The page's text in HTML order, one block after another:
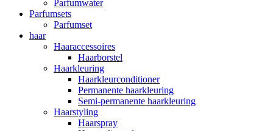
Parfumwater
Parfumsets
Parfumset
haar
Haaraccessoires
Haarborstel
Haarkleuring
Haarkleurconditioner
Permanente haarkleuring
Semi-permanente haarkleuring
Haarstyling
Haarspray